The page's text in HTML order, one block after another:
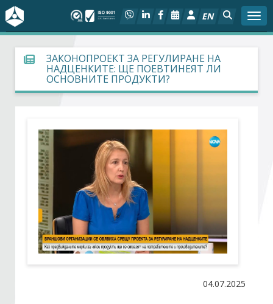
EN
За БСК
На фокус
Социален диалог
Дейности
Арбитражен съд
Проекти
ЗАКОНОПРОЕКТ ЗА РЕГУЛИРАНЕ НА
НАДЦЕНКИТЕ: ЩЕ ПОЕВТИНЕЯТ ЛИ
ОСНОВНИТЕ ПРОДУКТИ?
04.07.2025